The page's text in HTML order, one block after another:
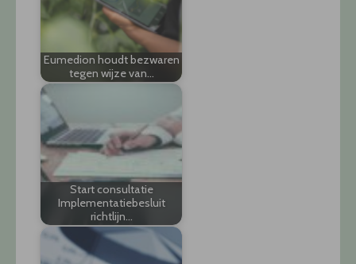
Eumedion houdt bezwaren
tegen wijze van…
Start consultatie
Implementatiebesluit
richtlijn…